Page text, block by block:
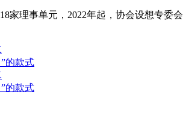
理事单元，2022年起，协会设想专委
的款式
的款式